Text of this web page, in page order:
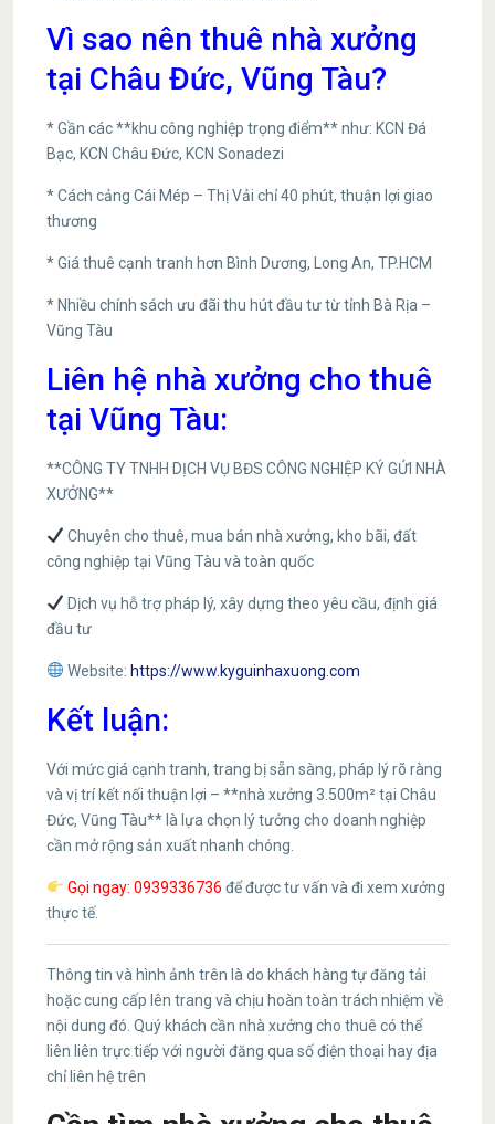
Vì sao nên thuê nhà xưởng
tại Châu Đức, Vũng Tàu?
* Gần các **khu công nghiệp trọng điểm** như: KCN Đá
Bạc, KCN Châu Đức, KCN Sonadezi
* Cách cảng Cái Mép – Thị Vải chỉ 40 phút, thuận lợi giao
thương
* Giá thuê cạnh tranh hơn Bình Dương, Long An, TP.HCM
* Nhiều chính sách ưu đãi thu hút đầu tư từ tỉnh Bà Rịa –
Vũng Tàu
Liên hệ nhà xưởng cho thuê
tại Vũng Tàu:
**CÔNG TY TNHH DỊCH VỤ BĐS CÔNG NGHIỆP KÝ GỬI NHÀ
XƯỞNG**
Chuyên cho thuê, mua bán nhà xưởng, kho bãi, đất
công nghiệp tại Vũng Tàu và toàn quốc
Dịch vụ hỗ trợ pháp lý, xây dựng theo yêu cầu, định giá
đầu tư
Website: https://www.kyguinhaxuong.com
Kết luận:
Với mức giá cạnh tranh, trang bị sẵn sàng, pháp lý rõ ràng
và vị trí kết nối thuận lợi – **nhà xưởng 3.500m² tại Châu
Đức, Vũng Tàu** là lựa chọn lý tưởng cho doanh nghiệp
cần mở rộng sản xuất nhanh chóng.
Gọi ngay: 0939336736 để được tư vấn và đi xem xưởng
thực tế.
Thông tin và hình ảnh trên là do khách hàng tự đăng tải
hoặc cung cấp lên trang và chịu hoàn toàn trách nhiệm về
nội dung đó. Quý khách cần nhà xưởng cho thuê có thể
liên liên trực tiếp với người đăng qua số điện thoại hay địa
chỉ liên hệ trên